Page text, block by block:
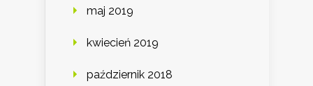
maj 2019
kwiecień 2019
październik 2018